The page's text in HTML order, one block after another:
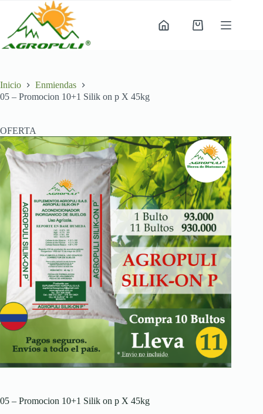
contenido
Carro
Inicio
Enmiendas
05 – Promocion 10+1 Silik on p X 45kg
OFERTA
05 – Promocion 10+1 Silik on p X 45kg